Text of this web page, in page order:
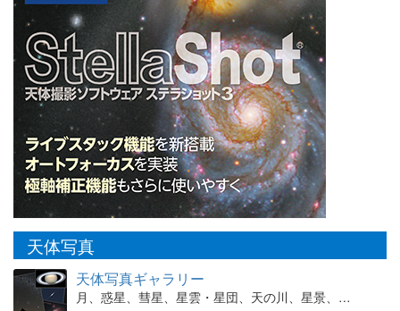
天体写真
天体写真ギャラリー
月、惑星、彗星、星雲・星団、天の川、星景、…